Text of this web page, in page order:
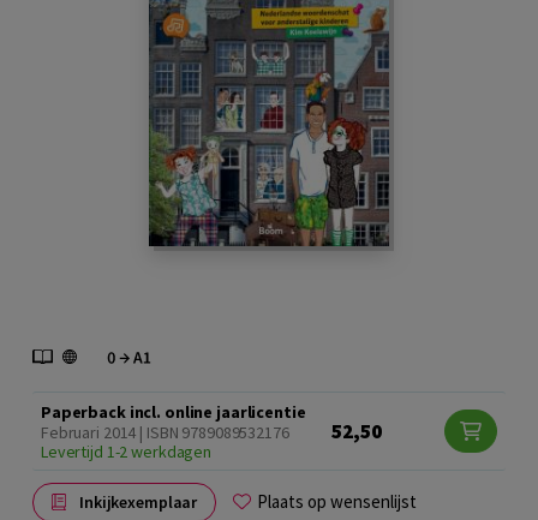
Paperback incl. online jaarlicentie
Februari 2014 | ISBN 9789089532176
Levertijd 1-2 werkdagen
52,50
Inkijkexemplaar Plaats op wensenlijst